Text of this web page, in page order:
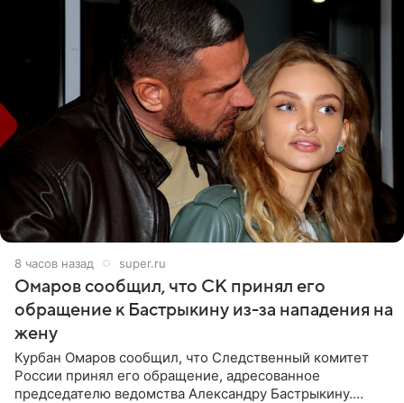
8 часов назад super.ru
Омаров сообщил, что СК принял его
обращение к Бастрыкину из-за нападения на
жену
Курбан Омаров сообщил, что Следственный комитет
России принял его обращение, адресованное
председателю ведомства Александру Бастрыкину.